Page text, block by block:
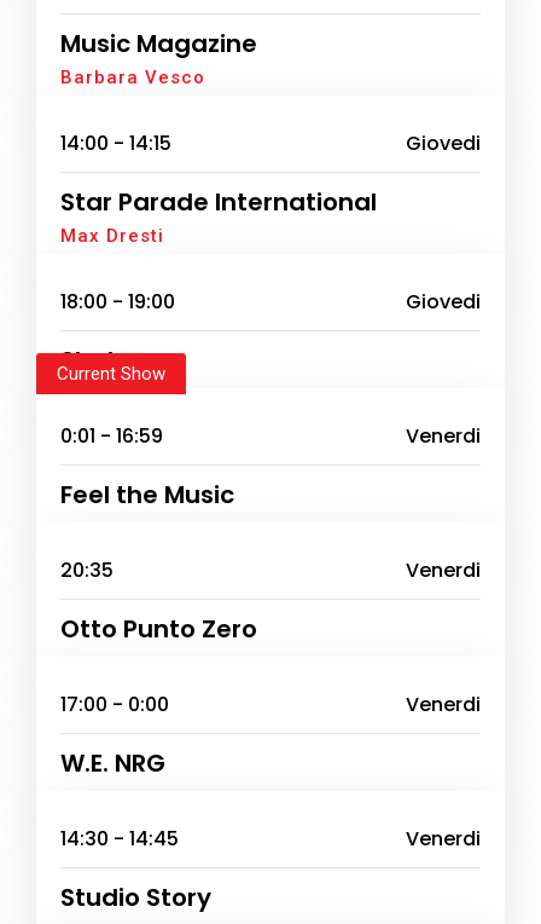
Music Magazine
Barbara Vesco
14:00 - 14:15 Giovedi
Star Parade International
Max Dresti
18:00 - 19:00 Giovedi
Shaker
Current Show
0:01 - 16:59 Venerdi
Feel the Music
20:35 Venerdi
Otto Punto Zero
17:00 - 0:00 Venerdi
W.E. NRG
14:30 - 14:45 Venerdi
Studio Story